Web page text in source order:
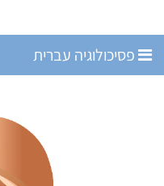
פסיכולוגיה עברית